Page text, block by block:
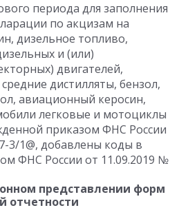
периода для заполнения
по акцизам на
дизельное топливо,
и (или)
двигателей,
дистилляты, бензол,
авиационный керосин,
легковые и мотоциклы
приказом ФНС России
1@, добавлены коды в
ФНС России от 11.09.2019 №
представлении форм
отчетности